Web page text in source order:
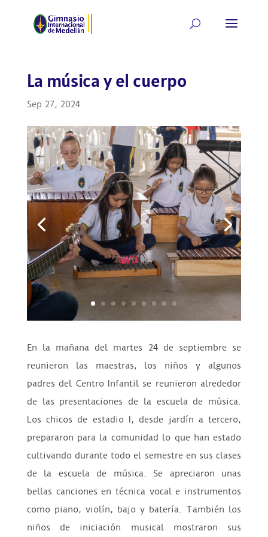
La música y el cuerpo
Sep 27, 2024
En la mañana del martes 24 de septiembre se
reunieron las maestras, los niños y algunos
padres del Centro Infantil se reunieron alrededor
de las presentaciones de la escuela de música.
Los chicos de estadio I, desde jardín a tercero,
prepararon para la comunidad lo que han estado
cultivando durante todo el semestre en sus clases
de la escuela de música. Se apreciaron unas
bellas canciones en técnica vocal e instrumentos
como piano, violín, bajo y batería. También los
niños de iniciación musical mostraron sus